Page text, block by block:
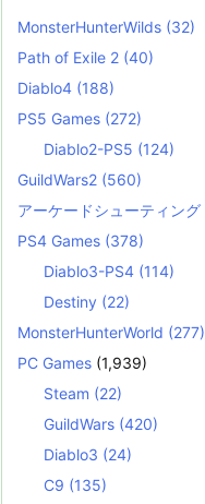
MonsterHunterWilds (32)
Path of Exile 2 (40)
Diablo4 (188)
PS5 Games (272)
Diablo2-PS5 (124)
GuildWars2 (560)
アーケードシューティング
PS4 Games (378)
Diablo3-PS4 (114)
Destiny (22)
MonsterHunterWorld (277)
PC Games (1,939)
Steam (22)
GuildWars (420)
Diablo3 (24)
C9 (135)